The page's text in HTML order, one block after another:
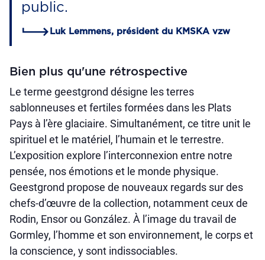
public.
Luk Lemmens, président du KMSKA vzw
Bien plus qu'une rétrospective
Le terme geestgrond désigne les terres
sablonneuses et fertiles formées dans les Plats
Pays à l’ère glaciaire. Simultanément, ce titre unit le
spirituel et le matériel, l’humain et le terrestre.
L’exposition explore l’interconnexion entre notre
pensée, nos émotions et le monde physique.
Geestgrond propose de nouveaux regards sur des
chefs-d’œuvre de la collection, notamment ceux de
Rodin, Ensor ou González. À l’image du travail de
Gormley, l’homme et son environnement, le corps et
la conscience, y sont indissociables.